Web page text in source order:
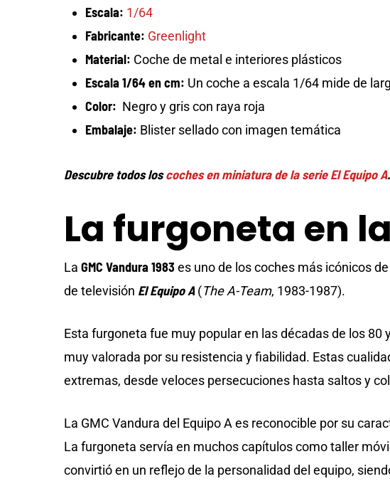
Escala: 1/64
Fabricante: Greenlight
Material: Coche de metal e interiores plásticos
Escala 1/64 en cm: Un coche a escala 1/64 mide de
Color: Negro y gris con raya roja
Embalaje: Blister sellado con imagen temática
Descubre todos loscoches en miniatura de la serie El Equipo A.
La furgoneta en
La GMC Vandura 1983 es uno de los coches más icónicos
de televisión El Equipo A (The A-Team, 1983-1987).
Esta furgoneta fue muy popular en las décadas de los
muy valorada por su resistencia y fiabilidad. Estas
extremas, desde veloces persecuciones hasta saltos y
La GMC Vandura del Equipo A es reconocible por su
La furgoneta servía en muchos capítulos como taller
convirtió en un reflejo de la personalidad del equipo,